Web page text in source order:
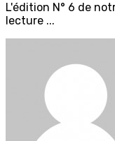
L'édition N° 6 de
lecture ...